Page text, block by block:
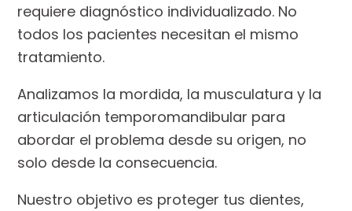
requiere diagnóstico individualizado. No
todos los pacientes necesitan el mismo
tratamiento.
Analizamos la mordida, la musculatura y la
articulación temporomandibular para
abordar el problema desde su origen, no
solo desde la consecuencia.
Nuestro objetivo es proteger tus dientes,